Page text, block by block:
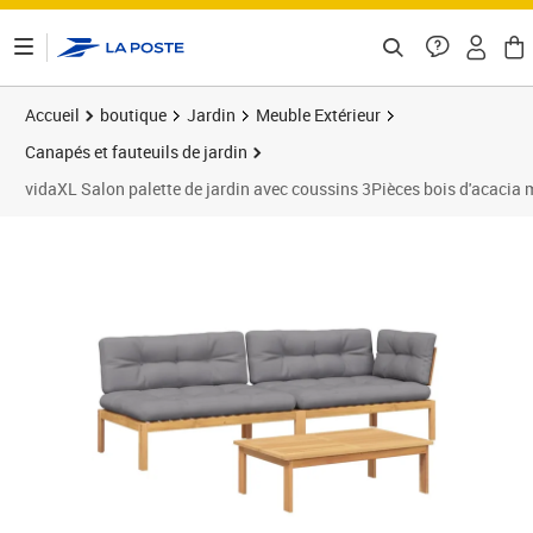
Accueil boutique Jardin
Meuble Extérieur
Canapés et fauteuils de jardin
vidaXL Salon palette de jardin avec coussins 3Pièces bois d'acacia